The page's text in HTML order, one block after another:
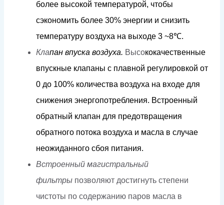
более высокой температурой, чтобы
сэкономить более 30% энергии и снизить
температуру воздуха на выходе 3 ~8℃.
Клапан впуска воздуха. Высококачественные
впускные клапаны с плавной регулировкой от
0 до 100% количества воздуха на входе для
снижения энергопотребления. Встроенный
обратный клапан для предотвращения
обратного потока воздуха и масла в случае
неожиданного сбоя питания.
Встроенный магистральный
фильтры позволяют достигнуть степени
чистоты по содержанию паров масла в